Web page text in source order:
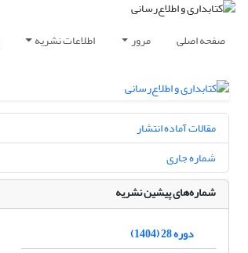
صفحه اصلی مرور اطلاعات نشریه
مقالات آماده انتشار
شماره جاری
شماره‌های پیشین نشریه
دوره 28 (1404)